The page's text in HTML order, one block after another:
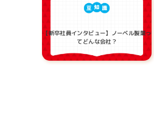
【新卒社員インタビュー】ノーベル製菓っ
てどんな会社？